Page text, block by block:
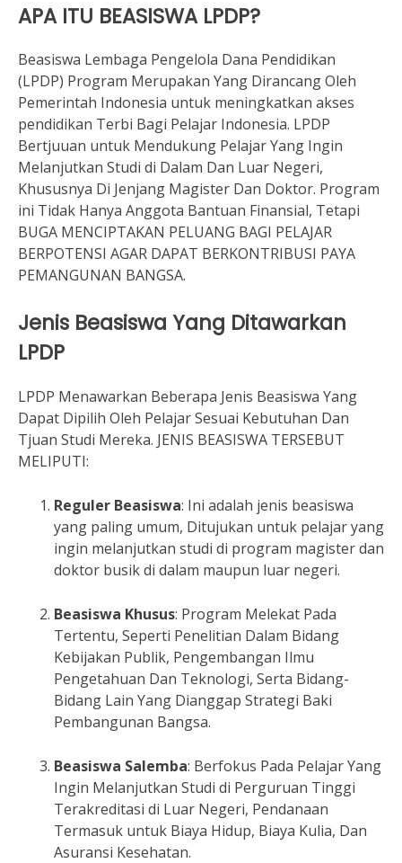
APA ITU BEASISWA LPDP?
Beasiswa Lembaga Pengelola Dana Pendidikan
(LPDP) Program Merupakan Yang Dirancang Oleh
Pemerintah Indonesia untuk meningkatkan akses
pendidikan Terbi Bagi Pelajar Indonesia. LPDP
Bertjuuan untuk Mendukung Pelajar Yang Ingin
Melanjutkan Studi di Dalam Dan Luar Negeri,
Khususnya Di Jenjang Magister Dan Doktor. Program
ini Tidak Hanya Anggota Bantuan Finansial, Tetapi
BUGA MENCIPTAKAN PELUANG BAGI PELAJAR
BERPOTENSI AGAR DAPAT BERKONTRIBUSI PAYA
PEMANGUNAN BANGSA.
Jenis Beasiswa Yang Ditawarkan
LPDP
LPDP Menawarkan Beberapa Jenis Beasiswa Yang
Dapat Dipilih Oleh Pelajar Sesuai Kebutuhan Dan
Tjuan Studi Mereka. JENIS BEASISWA TERSEBUT
MELIPUTI:
Reguler Beasiswa: Ini adalah jenis beasiswa
yang paling umum, Ditujukan untuk pelajar yang
ingin melanjutkan studi di program magister dan
doktor busik di dalam maupun luar negeri.
Beasiswa Khusus: Program Melekat Pada
Tertentu, Seperti Penelitian Dalam Bidang
Kebijakan Publik, Pengembangan Ilmu
Pengetahuan Dan Teknologi, Serta Bidang-
Bidang Lain Yang Dianggap Strategi Baki
Pembangunan Bangsa.
Beasiswa Salemba: Berfokus Pada Pelajar Yang
Ingin Melanjutkan Studi di Perguruan Tinggi
Terakreditasi di Luar Negeri, Pendanaan
Termasuk untuk Biaya Hidup, Biaya Kulia, Dan
Asuransi Kesehatan.